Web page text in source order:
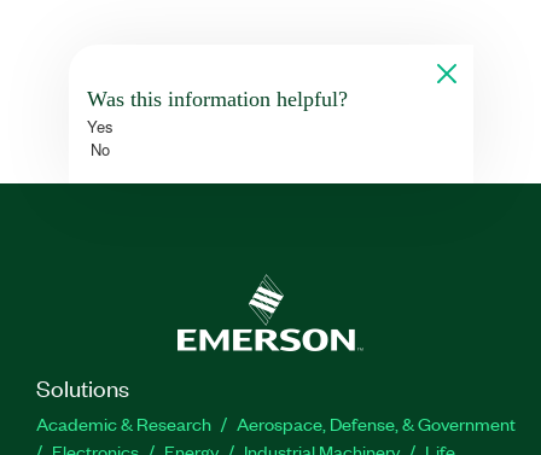
Was this information helpful?
Yes
No
Solutions
Academic & Research
Aerospace, Defense, & Government